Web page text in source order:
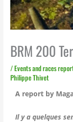
BRM 200
/Events and races
Philippe Thivet
A report by
Il y a quelques